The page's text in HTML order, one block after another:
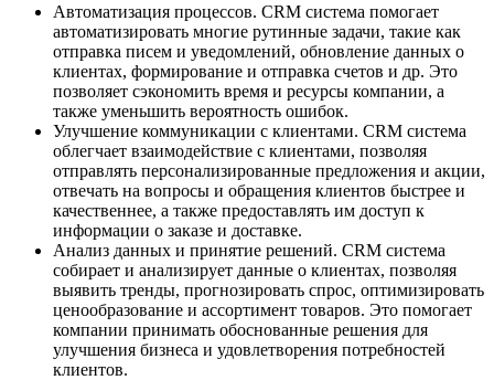
Автоматизация процессов. CRM система помогает
автоматизировать многие рутинные задачи, такие как
отправка писем и уведомлений, обновление данных о
клиентах, формирование и отправка счетов и др. Это
позволяет сэкономить время и ресурсы компании, а
также уменьшить вероятность ошибок.
Улучшение коммуникации с клиентами. CRM система
облегчает взаимодействие с клиентами, позволяя
отправлять персонализированные предложения и акции,
отвечать на вопросы и обращения клиентов быстрее и
качественнее, а также предоставлять им доступ к
информации о заказе и доставке.
Анализ данных и принятие решений. CRM система
собирает и анализирует данные о клиентах, позволяя
выявить тренды, прогнозировать спрос, оптимизировать
ценообразование и ассортимент товаров. Это помогает
компании принимать обоснованные решения для
улучшения бизнеса и удовлетворения потребностей
клиентов.